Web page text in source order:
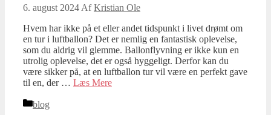
6. august 2024 AfKristian Ole
Hvem har ikke på et eller andet tidspunkt i livet drømt om
en tur i luftballon? Det er nemlig en fantastisk oplevelse,
som du aldrig vil glemme. Ballonflyvning er ikke kun en
utrolig oplevelse, det er også hyggeligt. Derfor kan du
være sikker på, at en luftballon tur vil være en perfekt gave
til en, der … Læs Mere
Kategorier
blog